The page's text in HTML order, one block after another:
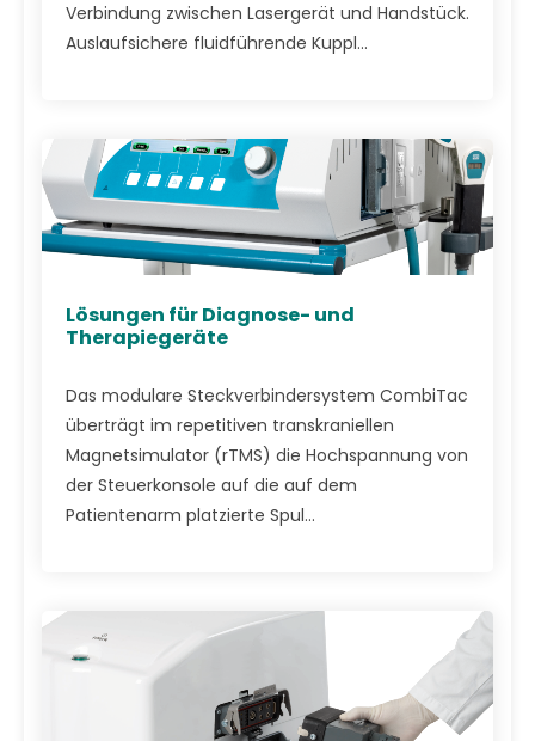
Verbindung zwischen Lasergerät und Handstück.
Auslaufsichere fluidführende Kuppl...
Lösungen für Diagnose- und
Therapiegeräte
Das modulare Steckverbindersystem CombiTac
überträgt im repetitiven transkraniellen
Magnetsimulator (rTMS) die Hochspannung von
der Steuerkonsole auf die auf dem
Patientenarm platzierte Spul...